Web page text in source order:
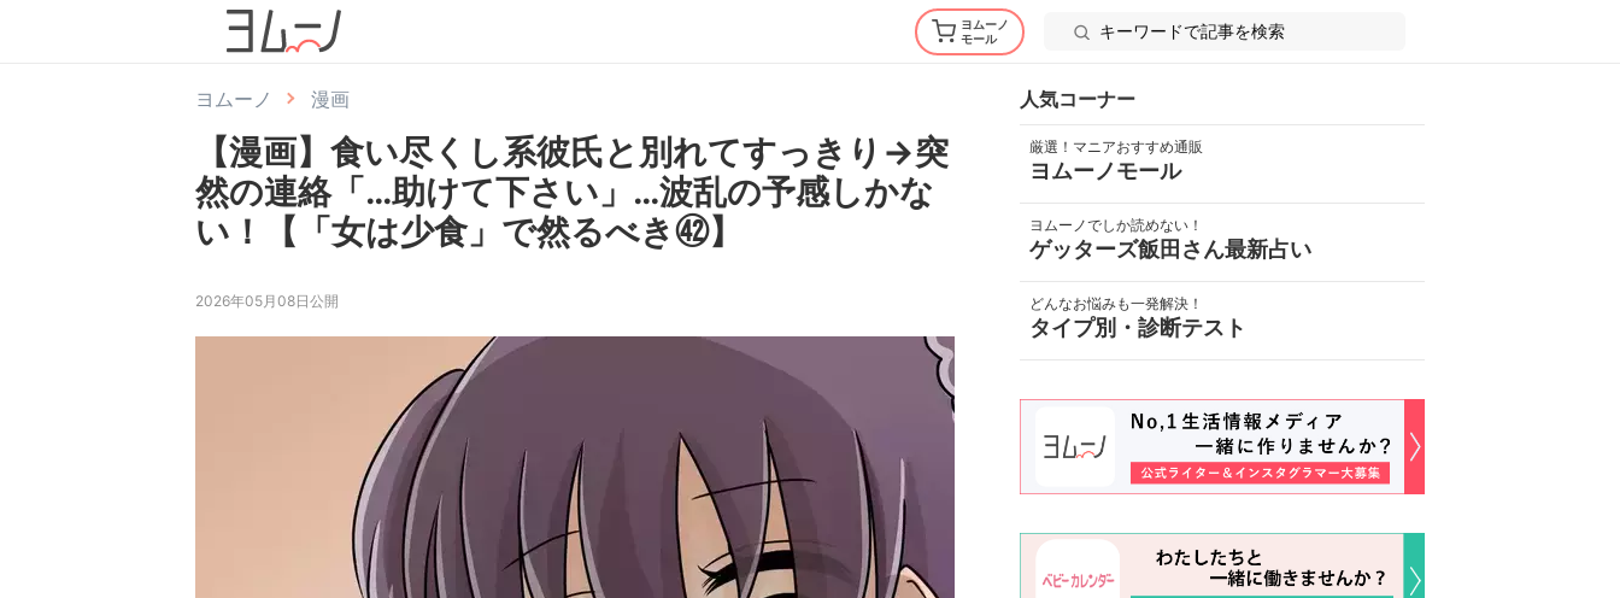
ヨムーノ
モール
ヨムーノ 漫画
【漫画】食い尽くし系彼氏と別れてすっきり→突
然の連絡「…助けて下さい」…波乱の予感しかな
い！【「女は少食」で然るべき㊷】
2026年05月08日公開
人気コーナー
厳選！マニアおすすめ通販
ヨムーノモール
ヨムーノでしか読めない！
ゲッターズ飯田さん最新占い
どんなお悩みも一発解決！
タイプ別・診断テスト